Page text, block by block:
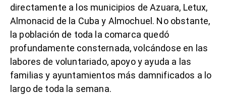
directamente a los municipios de Azuara, Letux,
Almonacid de la Cuba y Almochuel. No obstante,
la población de toda la comarca quedó
profundamente consternada, volcándose en las
labores de voluntariado, apoyo y ayuda a las
familias y ayuntamientos más damnificados a lo
largo de toda la semana.